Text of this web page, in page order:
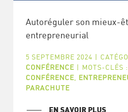
Autoréguler son mieux-
entrepreneurial
5 SEPTEMBRE 2024 |
CONFÉRENCE | MOTS-CLÉS :
CONFÉRENCE,
PARACHUTE
EN SAVOIR PLUS